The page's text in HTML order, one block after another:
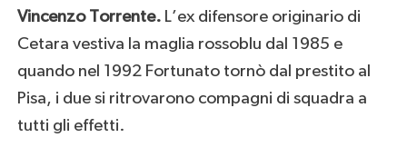
Vincenzo Torrente. L’ex difensore originario di
Cetara vestiva la maglia rossoblu dal 1985 e
quando nel 1992 Fortunato tornò dal prestito al
Pisa, i due si ritrovarono compagni di squadra a
tutti gli effetti.